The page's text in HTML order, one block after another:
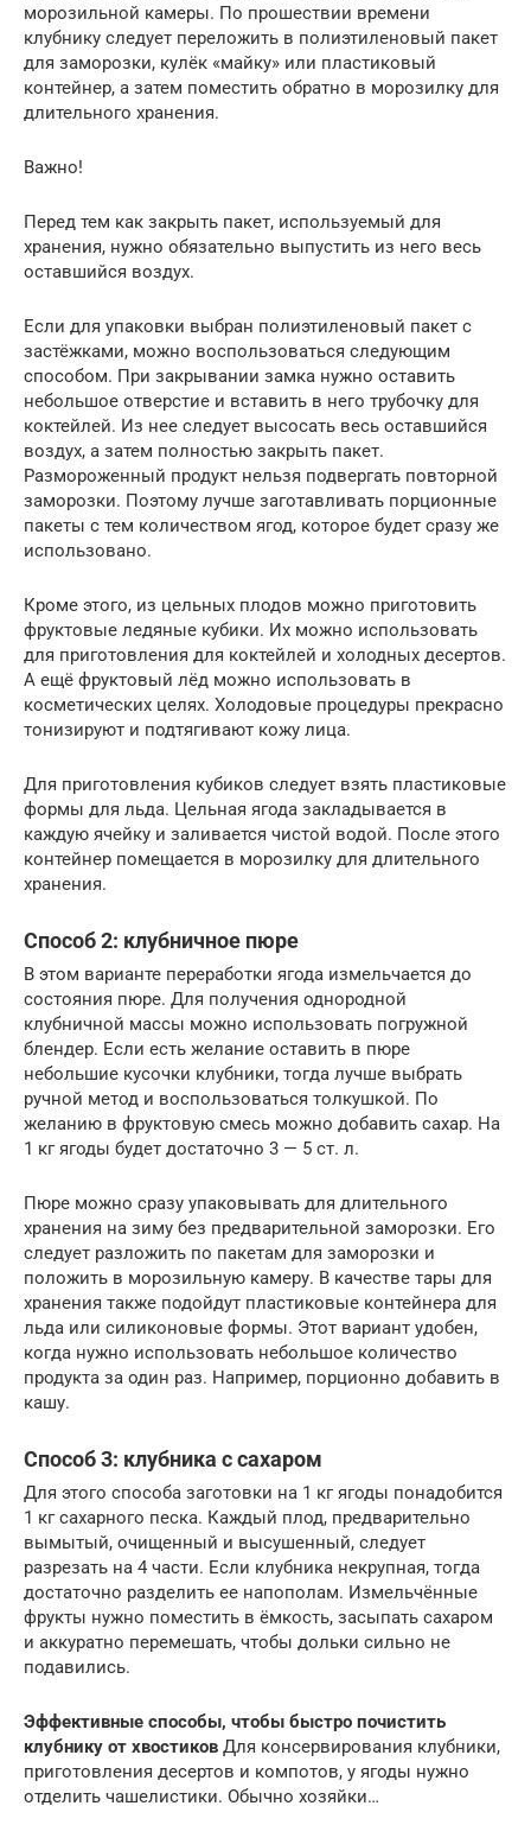
морозильной камеры. По прошествии времени
клубнику следует переложить в полиэтиленовый пакет
для заморозки, кулёк «майку» или пластиковый
контейнер, а затем поместить обратно в морозилку для
длительного хранения.
Важно!
Перед тем как закрыть пакет, используемый для
хранения, нужно обязательно выпустить из него весь
оставшийся воздух.
Если для упаковки выбран полиэтиленовый пакет с
застёжками, можно воспользоваться следующим
способом. При закрывании замка нужно оставить
небольшое отверстие и вставить в него трубочку для
коктейлей. Из нее следует высосать весь оставшийся
воздух, а затем полностью закрыть пакет.
Размороженный продукт нельзя подвергать повторной
заморозки. Поэтому лучше заготавливать порционные
пакеты с тем количеством ягод, которое будет сразу же
использовано.
Кроме этого, из цельных плодов можно приготовить
фруктовые ледяные кубики. Их можно использовать
для приготовления для коктейлей и холодных десертов.
А ещё фруктовый лёд можно использовать в
косметических целях. Холодовые процедуры прекрасно
тонизируют и подтягивают кожу лица.
Для приготовления кубиков следует взять пластиковые
формы для льда. Цельная ягода закладывается в
каждую ячейку и заливается чистой водой. После этого
контейнер помещается в морозилку для длительного
хранения.
Способ 2: клубничное пюре
В этом варианте переработки ягода измельчается до
состояния пюре. Для получения однородной
клубничной массы можно использовать погружной
блендер. Если есть желание оставить в пюре
небольшие кусочки клубники, тогда лучше выбрать
ручной метод и воспользоваться толкушкой. По
желанию в фруктовую смесь можно добавить сахар. На
1 кг ягоды будет достаточно 3 — 5 ст. л.
Пюре можно сразу упаковывать для длительного
хранения на зиму без предварительной заморозки. Его
следует разложить по пакетам для заморозки и
положить в морозильную камеру. В качестве тары для
хранения также подойдут пластиковые контейнера для
льда или силиконовые формы. Этот вариант удобен,
когда нужно использовать небольшое количество
продукта за один раз. Например, порционно добавить в
кашу.
Способ 3: клубника с сахаром
Для этого способа заготовки на 1 кг ягоды понадобится
1 кг сахарного песка. Каждый плод, предварительно
вымытый, очищенный и высушенный, следует
разрезать на 4 части. Если клубника некрупная, тогда
достаточно разделить ее напополам. Измельчённые
фрукты нужно поместить в ёмкость, засыпать сахаром
и аккуратно перемешать, чтобы дольки сильно не
подавились.
Эффективные способы, чтобы быстро почистить
клубнику от хвостиков Для консервирования клубники,
приготовления десертов и компотов, у ягоды нужно
отделить чашелистики. Обычно хозяйки…